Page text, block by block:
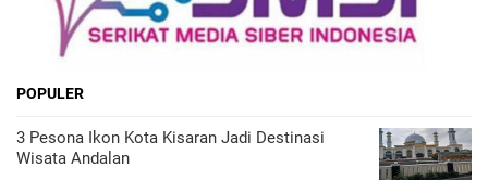
POPULER
3 Pesona Ikon Kota Kisaran Jadi Destinasi
Wisata Andalan